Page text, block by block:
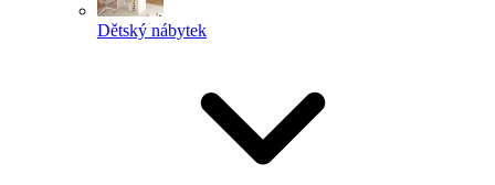
Dětský nábytek